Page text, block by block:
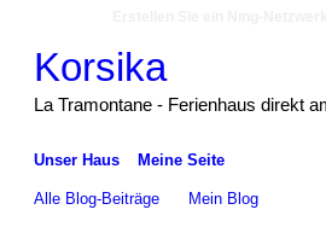
Korsika
La Tramontane - Ferienhaus direkt
Unser Haus Meine Seite
Alle Blog-Beiträge Mein Blog